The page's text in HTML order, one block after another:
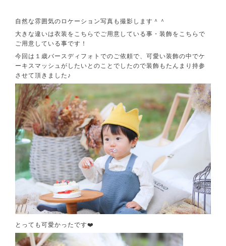
自然な雰囲気のロケーション写真も撮影します＾＾
大きな違いは衣装をこちらでご用意している事・装飾をこちらで
ご用意している事です！
今回は１歳バースディフォトでのご依頼で、可愛い装飾の中でケ
ーキスマッシュがしたいとのことでしたので装飾もたんまり持参
させて頂きました♪
とっても可愛かったです❤️